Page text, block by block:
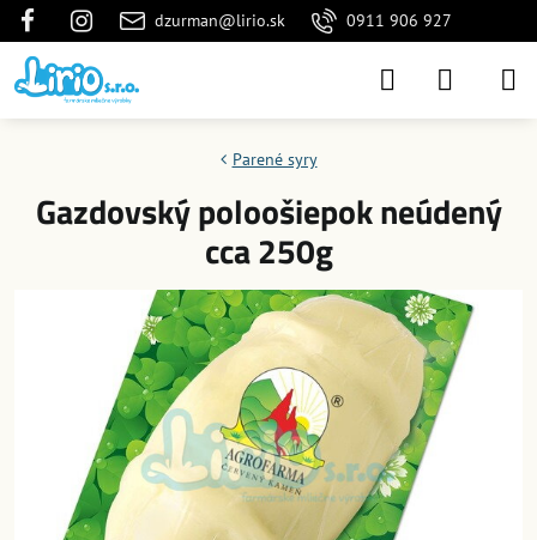
dzurman@lirio.sk 0911 906 927
Parené syry
Gazdovský poloošiepok neúdený
cca 250g